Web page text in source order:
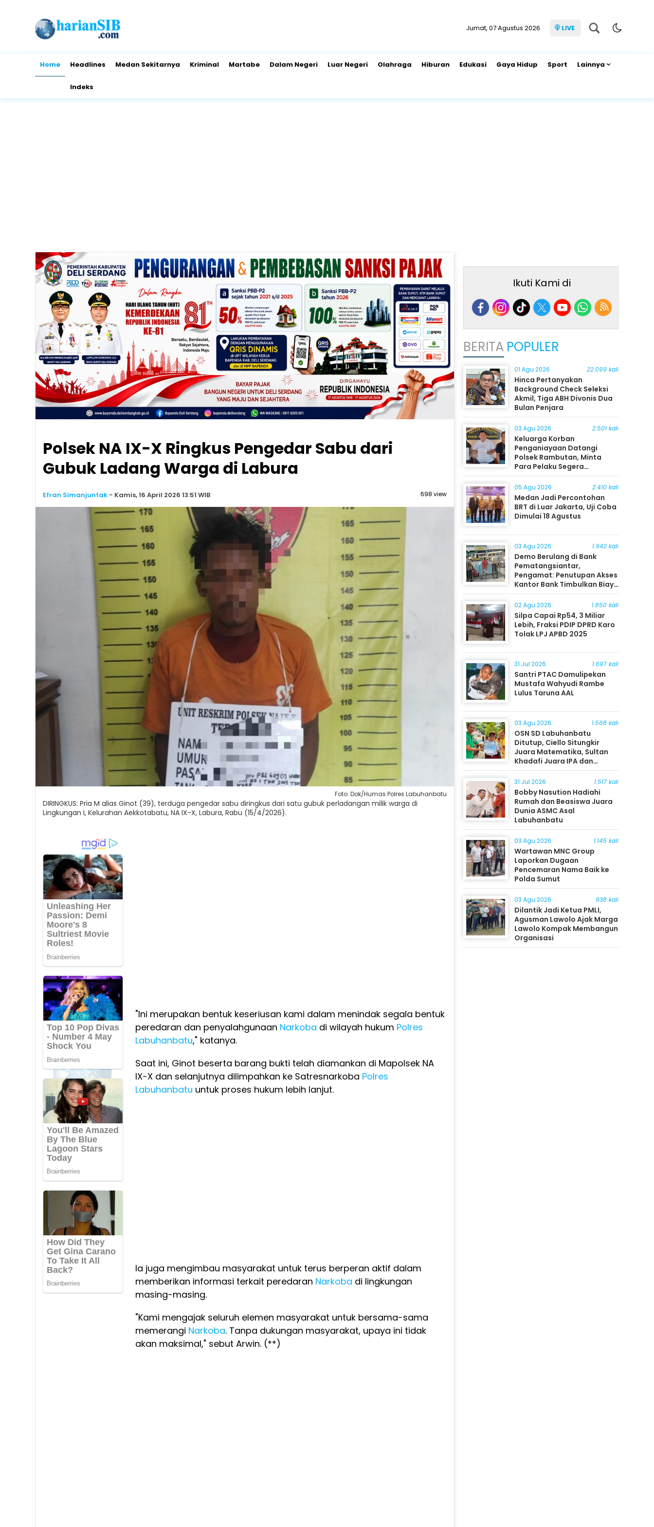
Jumat, 07 Agustus 2026 LIVE
Home Headlines Medan Sekitarnya Kriminal Martabe Dalam Negeri Luar Negeri Olahraga Hiburan Edukasi Gaya Hidup Sport Lainnya
Indeks
Polsek NA IX-X Ringkus Pengedar Sabu dari
Gubuk Ladang Warga di Labura
Efran Simanjuntak - Kamis, 16 April 2026 13:51 WIB 698 view
Foto: Dok/Humas Polres Labuhanbatu
DIRINGKUS: Pria M alias Ginot (39), terduga pengedar sabu diringkus dari satu gubuk perladangan milik warga di
Lingkungan I, Kelurahan Aekkotabatu, NA IX-X, Labura, Rabu (15/4/2026).
"Ini merupakan bentuk keseriusan kami dalam menindak segala bentuk
peredaran dan penyalahgunaan Narkoba di wilayah hukum Polres
Labuhanbatu," katanya.
Saat ini, Ginot beserta barang bukti telah diamankan di Mapolsek NA
IX-X dan selanjutnya dilimpahkan ke Satresnarkoba Polres
Labuhanbatu untuk proses hukum lebih lanjut.
Ia juga mengimbau masyarakat untuk terus berperan aktif dalam
memberikan informasi terkait peredaran Narkoba di lingkungan
masing-masing.
"Kami mengajak seluruh elemen masyarakat untuk bersama-sama
memerangi Narkoba. Tanpa dukungan masyarakat, upaya ini tidak
akan maksimal," sebut Arwin. (**)
Ikuti Kami di
BERITA POPULER
01 Agu 2026 22.099 kali
Hinca Pertanyakan
Background Check Seleksi
Akmil, Tiga ABH Divonis Dua
Bulan Penjara
03 Agu 2026 2.501 kali
Keluarga Korban
Penganiayaan Datangi
Polsek Rambutan, Minta
Para Pelaku Segera
Ditangkap
05 Agu 2026 2.410 kali
Medan Jadi Percontohan
BRT di Luar Jakarta, Uji Coba
Dimulai 18 Agustus
03 Agu 2026 1.942 kali
Demo Berulang di Bank
Pematangsiantar,
Pengamat: Penutupan Akses
Kantor Bank Timbulkan Biaya
Ekonomi bagi Masyarakat
02 Agu 2026 1.850 kali
Silpa Capai Rp54, 3 Miliar
Lebih, Fraksi PDIP DPRD Karo
Tolak LPJ APBD 2025
31 Jul 2026 1.697 kali
Santri PTAC Damulipekan
Mustafa Wahyudi Rambe
Lulus Taruna AAL
03 Agu 2026 1.568 kali
OSN SD Labuhanbatu
Ditutup, Ciello Situngkir
Juara Matematika, Sultan
Khadafi Juara IPA dan
Timothy Rangkuti Juara IPS
31 Jul 2026 1.517 kali
Bobby Nasution Hadiahi
Rumah dan Beasiswa Juara
Dunia ASMC Asal
Labuhanbatu
03 Agu 2026 1.145 kali
Wartawan MNC Group
Laporkan Dugaan
Pencemaran Nama Baik ke
Polda Sumut
03 Agu 2026 938 kali
Dilantik Jadi Ketua PMLI,
Agusman Lawolo Ajak Marga
Lawolo Kompak Membangun
Organisasi